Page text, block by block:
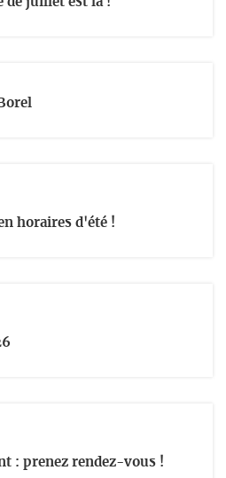
horaires d'été !
: prenez rendez-vous !